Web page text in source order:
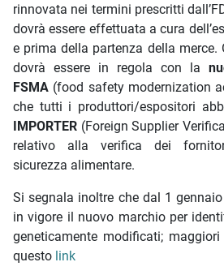
rinnovata nei termini prescritti
dovrà essere effettuata a cura
e prima della partenza della merce.
dovrà essere in regola con la
FSMA (food safety modernization
che tutti i produttori/espositori
IMPORTER (Foreign Supplier
relativo alla verifica dei
sicurezza alimentare.
Si segnala inoltre che dal 1
in vigore il nuovo marchio per
geneticamente modificati;
questo link